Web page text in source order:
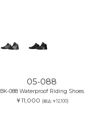
05-088
BK-088 Waterproof Riding Shoes
￥11,000 (税込:￥12,100)